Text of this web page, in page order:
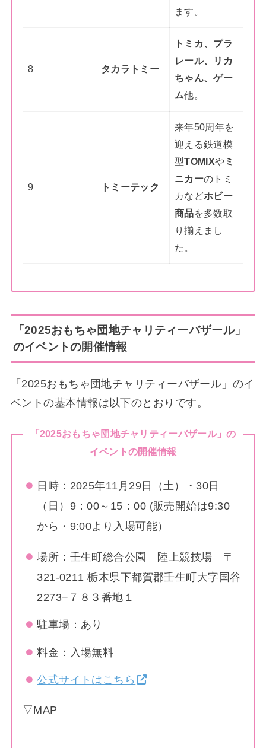
ます。
8 タカラトミー
トミカ、プラ
レール、リカ
ちゃん、ゲー
ム他。
9 トミーテック
来年50周年を
迎える鉄道模
型TOMIXや ミ
ニカーのトミ
カなどホビー
商品を多数取
り揃えまし
た。
「2025おもちゃ団地チャリティーバザール」
のイベントの開催情報
「2025おもちゃ団地チャリティーバザール」のイ
ベントの基本情報は以下のとおりです。
「2025おもちゃ団地チャリティーバザール」の
イベントの開催情報
日時：2025年11月29日（土）・30日
（日）9：00～15：00 (販売開始は9:30
から・9:00より入場可能）
場所：壬生町総合公園 陸上競技場 〒
321-0211 栃木県下都賀郡壬生町大字国谷
2273−７８３番地１
駐車場：あり
料金：入場無料
公式サイトはこちら
▽MAP